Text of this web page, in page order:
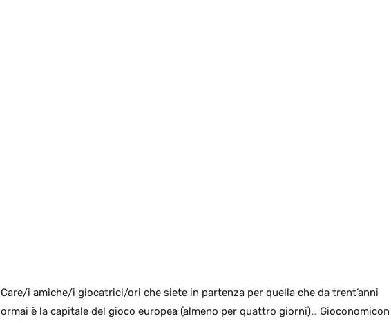
Care/i amiche/i giocatrici/ori che siete in partenza per quella che da trent’anni
ormai è la capitale del gioco europea (almeno per quattro giorni)… Gioconomicon